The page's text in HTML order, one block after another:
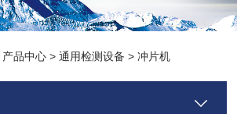
产品中心 >通用检测设备 >冲片机